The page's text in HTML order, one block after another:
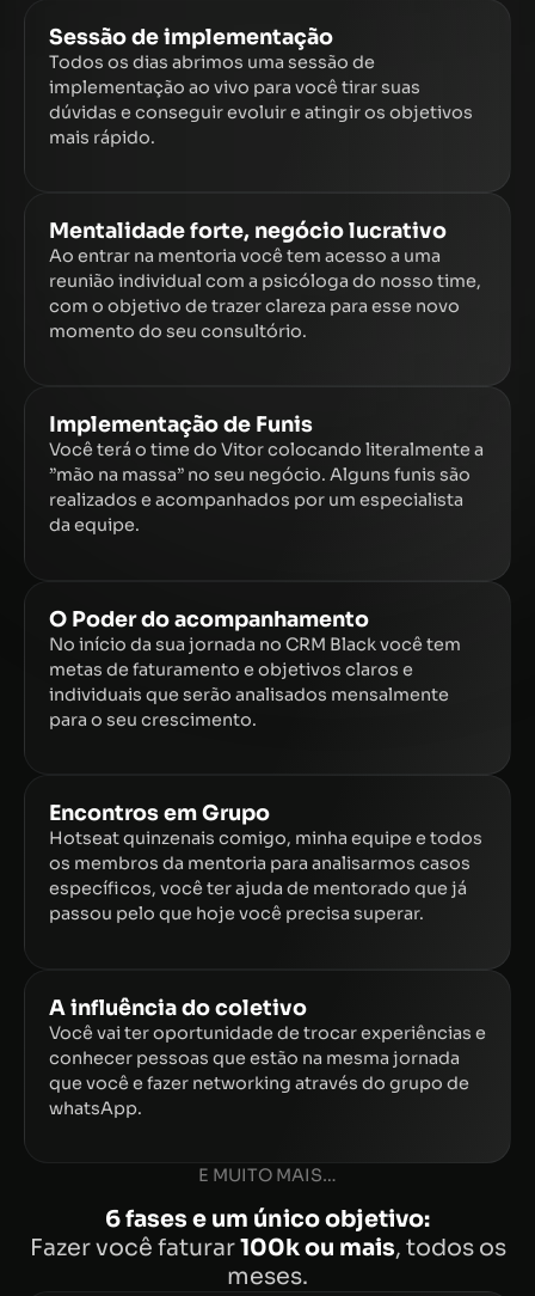
Sessão de implementação
Todos os dias abrimos uma sessão de
implementação ao vivo para você tirar suas
dúvidas e conseguir evoluir e atingir os objetivos
mais rápido.
Mentalidade forte, negócio lucrativo
Ao entrar na mentoria você tem acesso a uma
reunião individual com a psicóloga do nosso time,
com o objetivo de trazer clareza para esse novo
momento do seu consultório.
Implementação de Funis
Você terá o time do Vitor colocando literalmente a
”mão na massa” no seu negócio. Alguns funis são
realizados e acompanhados por um especialista
da equipe.
O Poder do acompanhamento
No início da sua jornada no CRM Black você tem
metas de faturamento e objetivos claros e
individuais que serão analisados mensalmente
para o seu crescimento.
Encontros em Grupo
Hotseat quinzenais comigo, minha equipe e todos
os membros da mentoria para analisarmos casos
específicos, você ter ajuda de mentorado que já
passou pelo que hoje você precisa superar.
A influência do coletivo
Você vai ter oportunidade de trocar experiências e
conhecer pessoas que estão na mesma jornada
que você e fazer networking através do grupo de
whatsApp.
E MUITO MAIS…
6 fases e um único objetivo:
Fazer você faturar100k ou mais, todos os
meses.